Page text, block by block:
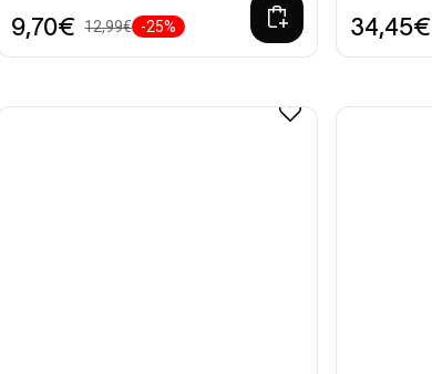
9,70€ 12,99€ -25% 34,45€